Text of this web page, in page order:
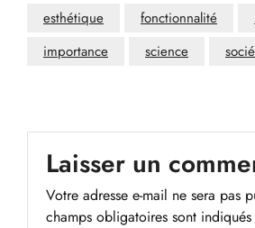
esthétique
fonctionnalité
importance
science
Laisser un
Votre adresse e-mail ne sera pas
champs obligatoires sont indiqués